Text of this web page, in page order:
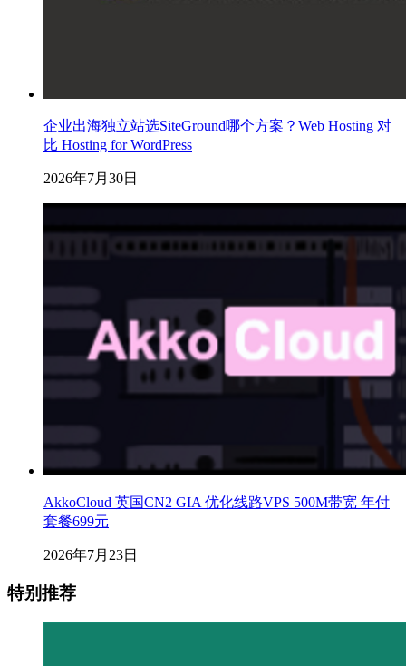
企业出海独立站选SiteGround哪个方案？Web Hosting 对
比 Hosting for WordPress
2026年7月30日
AkkoCloud 英国CN2 GIA 优化线路VPS 500M带宽 年付
套餐699元
2026年7月23日
特别推荐